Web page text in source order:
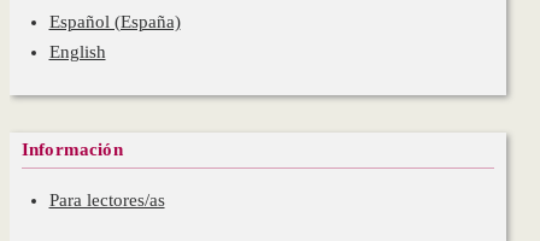
Español (España)
English
Información
Para lectores/as